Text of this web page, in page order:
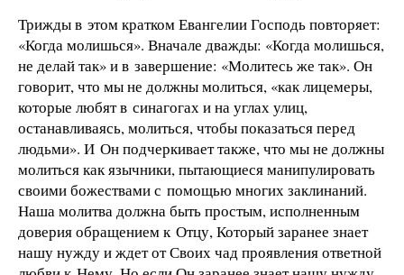
Трижды в этом кратком Евангелии Господь повторяет:
«Когда молишься». Вначале дважды: «Когда молишься,
не делай так» и в завершение: «Молитесь же так». Он
говорит, что мы не должны молиться, «как лицемеры,
которые любят в синагогах и на углах улиц,
останавливаясь, молиться, чтобы показаться перед
людьми». И Он подчеркивает также, что мы не должны
молиться как язычники, пытающиеся манипулировать
своими божествами с помощью многих заклинаний.
Наша молитва должна быть простым, исполненным
доверия обращением к Отцу, Который заранее знает
нашу нужду и ждет от Своих чад проявления ответной